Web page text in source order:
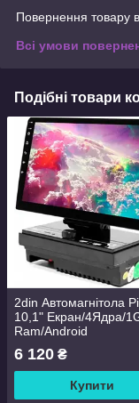
Повернення товару
Всі умови
Подібні товари
2din Автомагнітола
10,1" Екран/4Ядра/
Ram/Android
6 120 ₴
Купити